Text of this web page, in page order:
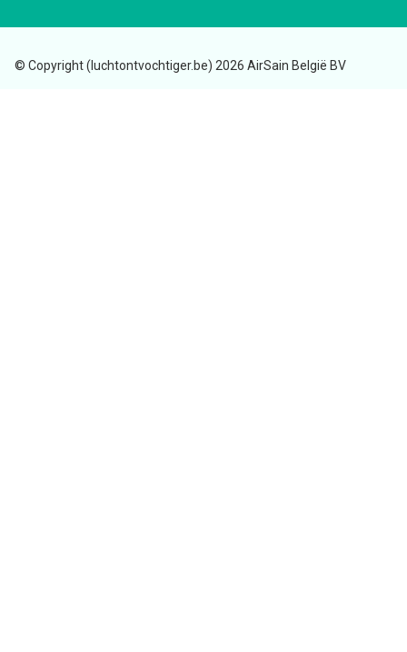
© Copyright (luchtontvochtiger.be) 2026 AirSain België BV